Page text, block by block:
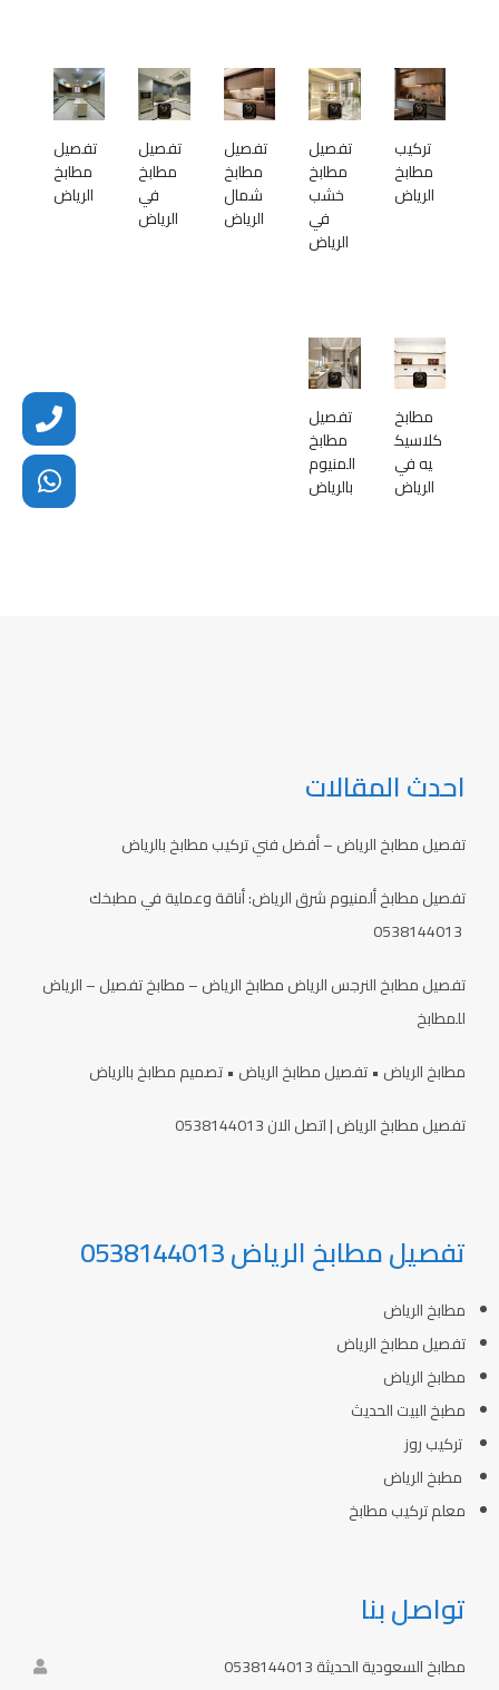
تركيب
مطابخ
الرياض
تفصيل
مطابخ
خشب
في
الرياض
تفصيل
مطابخ
شمال
الرياض
تفصيل
مطابخ
في
الرياض
تفصيل
مطابخ
الرياض
مطابخ
كلاسيك
يه في
الرياض
تفصيل
مطابخ
المنيوم
بالرياض
احدث المقالات
تفصيل مطابخ الرياض – أفضل فني تركيب مطابخ بالرياض
تفصيل مطابخ ألمنيوم شرق الرياض: أناقة وعملية في مطبخك
تفصيل مطابخ النرجس الرياض مطابخ الرياض – مطابخ تفصيل – الرياض
للمطابخ
مطابخ الرياض • تفصيل مطابخ الرياض • تصميم مطابخ بالرياض
تفصيل مطابخ الرياض | اتصل الان 0538144013
تفصيل مطابخ الرياض 0538144013
مطابخ الرياض
تفصيل مطابخ الرياض
مطابخ الرياض
مطبخ البيت الحديث
تركيب روز
مطبخ الرياض
معلم تركيب مطابخ
تواصل بنا
مطابخ السعودية الحديثة 0538144013